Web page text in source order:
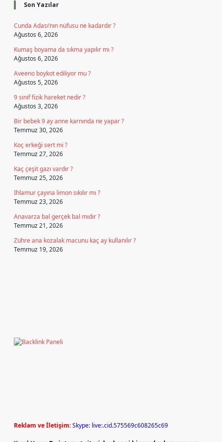
Son Yazılar
Cunda Adası’nın nüfusu ne kadardır ?
Ağustos 6, 2026
Kumaş boyama da sıkma yapılır mı ?
Ağustos 6, 2026
Aveeno boykot ediliyor mu ?
Ağustos 5, 2026
9 sinif fizik hareket nedir ?
Ağustos 3, 2026
Bir bebek 9 ay anne karnında ne yapar ?
Temmuz 30, 2026
Koç erkeği sert mi ?
Temmuz 27, 2026
Kaç çeşit gazı vardır ?
Temmuz 25, 2026
Ihlamur çayına limon sıkılır mı ?
Temmuz 23, 2026
Anavarza bal gerçek bal mıdır ?
Temmuz 21, 2026
Zühre ana kozalak macunu kaç ay kullanılır ?
Temmuz 19, 2026
Reklam ve İletişim:Skype: live:.cid.575569c608265c69